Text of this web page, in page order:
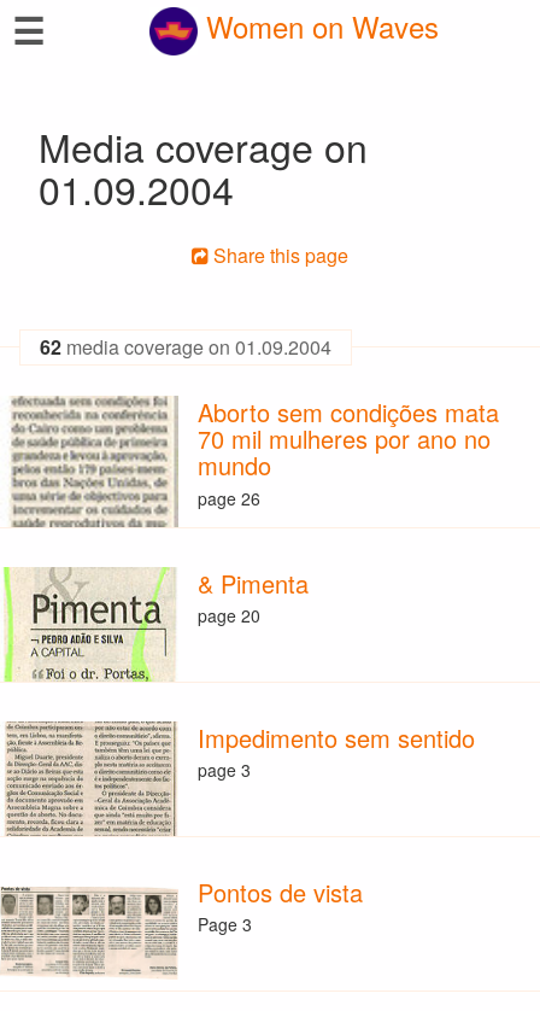
☰ Women on Waves
Media coverage on
01.09.2004
Share this page
62 media coverage on 01.09.2004
Aborto sem condições mata
70 mil mulheres por ano no
mundo
page 26
& Pimenta
page 20
Impedimento sem sentido
page 3
Pontos de vista
Page 3